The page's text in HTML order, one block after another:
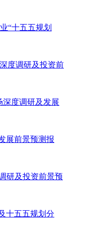
“十五五规划
度调研及投资前
深度调研及发展
展前景预测报
研及投资前景预
十五五规划分